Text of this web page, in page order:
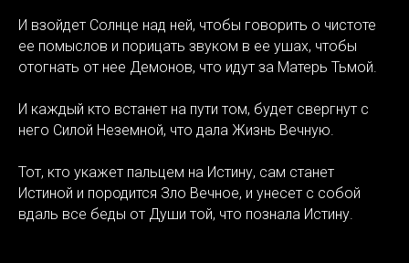
И взойдет Солнце над ней, чтобы говорить о чистоте
ее помыслов и порицать звуком в ее ушах, чтобы
отогнать от нее Демонов, что идут за Матерь Тьмой.
И каждый кто встанет на пути том, будет свергнут с
него Силой Неземной, что дала Жизнь Вечную.
Тот, кто укажет пальцем на Истину, сам станет
Истиной и породится Зло Вечное, и унесет с собой
вдаль все беды от Души той, что познала Истину.